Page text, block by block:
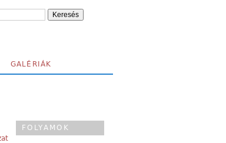
GALÉRIÁK
FOLYAMOK